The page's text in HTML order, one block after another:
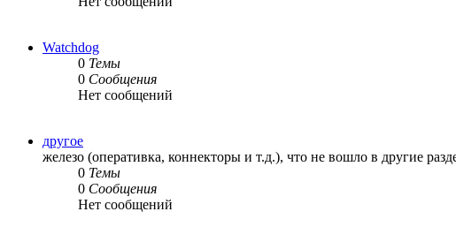
Watchdog
0 Темы
0 Сообщения
Нет сообщений
другое
железо (оперативка, коннекторы и т.д.), что не вошло в другие
0 Темы
0 Сообщения
Нет сообщений